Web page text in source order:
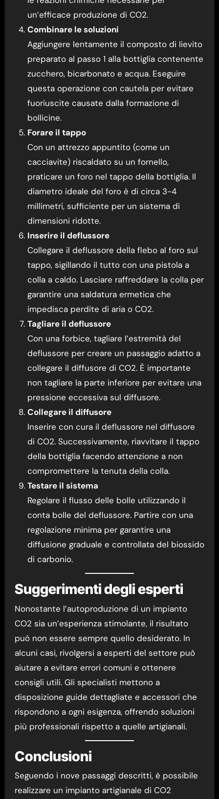
un’efficace produzione di CO2.
Combinare le soluzioni
Aggiungere lentamente il composto di lievito
preparato al passo 1 alla bottiglia contenente
zucchero, bicarbonato e acqua. Eseguire
questa operazione con cautela per evitare
fuoriuscite causate dalla formazione di
bollicine.
Forare il tappo
Con un attrezzo appuntito (come un
cacciavite) riscaldato su un fornello,
praticare un foro nel tappo della bottiglia. Il
diametro ideale del foro è di circa 3-4
millimetri, sufficiente per un sistema di
dimensioni ridotte.
Inserire il deflussore
Collegare il deflussore della flebo al foro sul
tappo, sigillando il tutto con una pistola a
colla a caldo. Lasciare raffreddare la colla per
garantire una saldatura ermetica che
impedisca perdite di aria o CO2.
Tagliare il deflussore
Con una forbice, tagliare l’estremità del
deflussore per creare un passaggio adatto a
collegare il diffusore di CO2. È importante
non tagliare la parte inferiore per evitare una
pressione eccessiva sul diffusore.
Collegare il diffusore
Inserire con cura il deflussore nel diffusore
di CO2. Successivamente, riavvitare il tappo
della bottiglia facendo attenzione a non
compromettere la tenuta della colla.
Testare il sistema
Regolare il flusso delle bolle utilizzando il
conta bolle del deflussore. Partire con una
regolazione minima per garantire una
diffusione graduale e controllata del biossido
di carbonio.
Suggerimenti degli esperti
Nonostante l’autoproduzione di un impianto
CO2 sia un’esperienza stimolante, il risultato
può non essere sempre quello desiderato. In
alcuni casi, rivolgersi a esperti del settore può
aiutare a evitare errori comuni e ottenere
consigli utili. Gli specialisti mettono a
disposizione guide dettagliate e accessori che
rispondono a ogni esigenza, offrendo soluzioni
più professionali rispetto a quelle artigianali.
Conclusioni
Seguendo i nove passaggi descritti, è possibile
realizzare un impianto artigianale di CO2